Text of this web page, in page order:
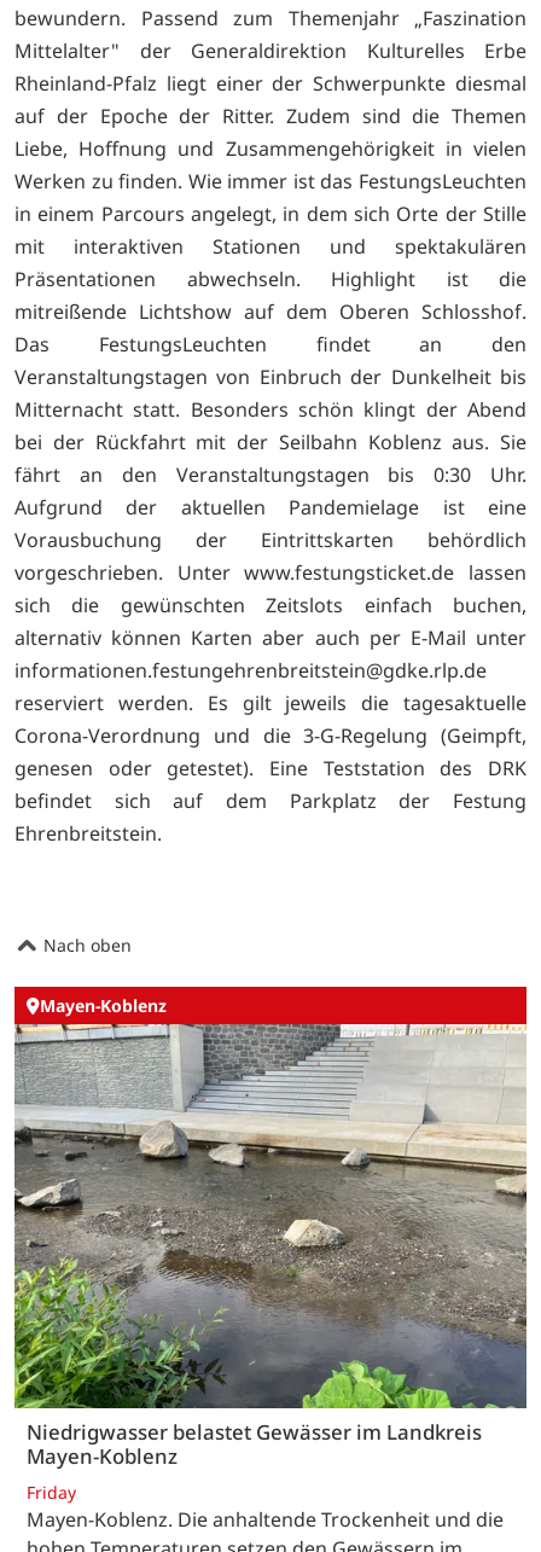
bewundern. Passend zum Themenjahr „Faszination
Mittelalter" der Generaldirektion Kulturelles Erbe
Rheinland-Pfalz liegt einer der Schwerpunkte diesmal
auf der Epoche der Ritter. Zudem sind die Themen
Liebe, Hoffnung und Zusammengehörigkeit in vielen
Werken zu finden. Wie immer ist das FestungsLeuchten
in einem Parcours angelegt, in dem sich Orte der Stille
mit interaktiven Stationen und spektakulären
Präsentationen abwechseln. Highlight ist die
mitreißende Lichtshow auf dem Oberen Schlosshof.
Das FestungsLeuchten findet an den
Veranstaltungstagen von Einbruch der Dunkelheit bis
Mitternacht statt. Besonders schön klingt der Abend
bei der Rückfahrt mit der Seilbahn Koblenz aus. Sie
fährt an den Veranstaltungstagen bis 0:30 Uhr.
Aufgrund der aktuellen Pandemielage ist eine
Vorausbuchung der Eintrittskarten behördlich
vorgeschrieben. Unter www.festungsticket.de lassen
sich die gewünschten Zeitslots einfach buchen,
alternativ können Karten aber auch per E-Mail unter
informationen.festungehrenbreitstein@gdke.rlp.de
reserviert werden. Es gilt jeweils die tagesaktuelle
Corona-Verordnung und die 3-G-Regelung (Geimpft,
genesen oder getestet). Eine Teststation des DRK
befindet sich auf dem Parkplatz der Festung
Ehrenbreitstein.
Nach oben
Mayen-Koblenz
Niedrigwasser belastet Gewässer im Landkreis
Mayen-Koblenz
Friday
Mayen-Koblenz. Die anhaltende Trockenheit und die